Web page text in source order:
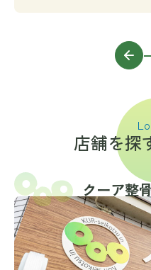
店舗を探
クーア整